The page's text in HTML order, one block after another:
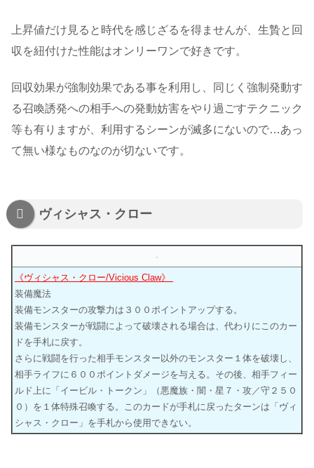
上昇値だけ見ると時代を感じざるを得ませんが、生贄と回
収を紐付けた性能はオンリーワンで好きです。
回収効果が強制効果である事を利用し、同じく強制発動す
る召喚誘発への相手への発動妨害をやり過ごすテクニック
等も有りますが、利用するシーンが滅多にないので…あっ
て無い様なものなのが切ないです。
ヴィシャス・クロー
《ヴィシャス・クロー/Vicious Claw》
装備魔法
装備モンスターの攻撃力は３００ポイントアップする。
装備モンスターが戦闘によって破壊される場合は、代わりにこのカー
ドを手札に戻す。
さらに戦闘を行った相手モンスター以外のモンスター１体を破壊し、
相手ライフに６００ポイントダメージを与える。その後、相手フィー
ルド上に「イービル・トークン」（悪魔族・闇・星７・攻／守２５０
０）を１体特殊召喚する。このカードが手札に戻ったターンは「ヴィ
シャス・クロー」を手札から使用できない。